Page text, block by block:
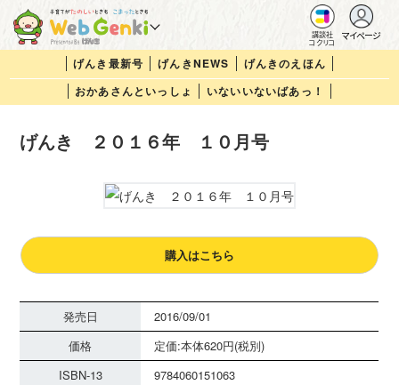
講談社
コクリコ
マイページ
げんき最新号 げんきNEWS
げんきのえほん
おかあさんといっしょ
いないいないばあっ！
げんき ２０１６年 １０月号
購入はこちら
発売日
2016/09/01
価格
定価:本体620円(税別)
ISBN-13
9784060151063